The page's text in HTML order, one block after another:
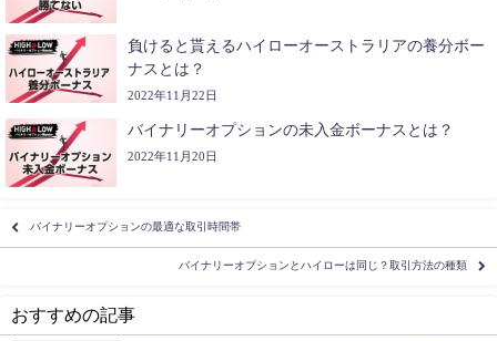
負けると貰えるハイローオーストラリアの養分ボー
ナスとは？
2022年11月22日
バイナリーオプションの未入金ボーナスとは？
2022年11月20日
バイナリーオプションの最適な取引時間帯
バイナリーオプションとハイローは同じ？取引方法の種類
おすすめの記事